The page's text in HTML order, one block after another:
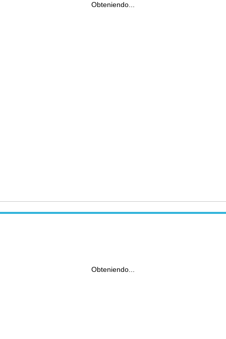
Obteniendo...
Obteniendo...